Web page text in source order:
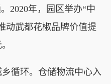
2020年，园区举办“中
动武都花椒品牌价值提
循环。 仓储物流中心入